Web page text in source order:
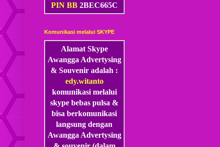
PIN BB 2BEC665C
Komunikasi melalui SKYPE
Alamat Skype
Awangga Advertysing
& Souvenir adalah :
edy.witanto
komunikasi melalui
skype bebas pulsa &
bisa berkomunikasi
langsung dengan
Awangga Advertysing